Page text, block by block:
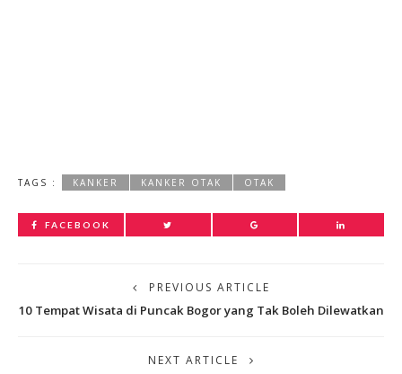
TAGS : KANKER KANKER OTAK OTAK
FACEBOOK
PREVIOUS ARTICLE
10 Tempat Wisata di Puncak Bogor yang Tak Boleh Dilewatkan
NEXT ARTICLE